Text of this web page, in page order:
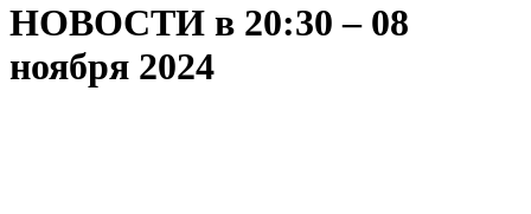
НОВОСТИ в 20:30 – 08
ноября 2024